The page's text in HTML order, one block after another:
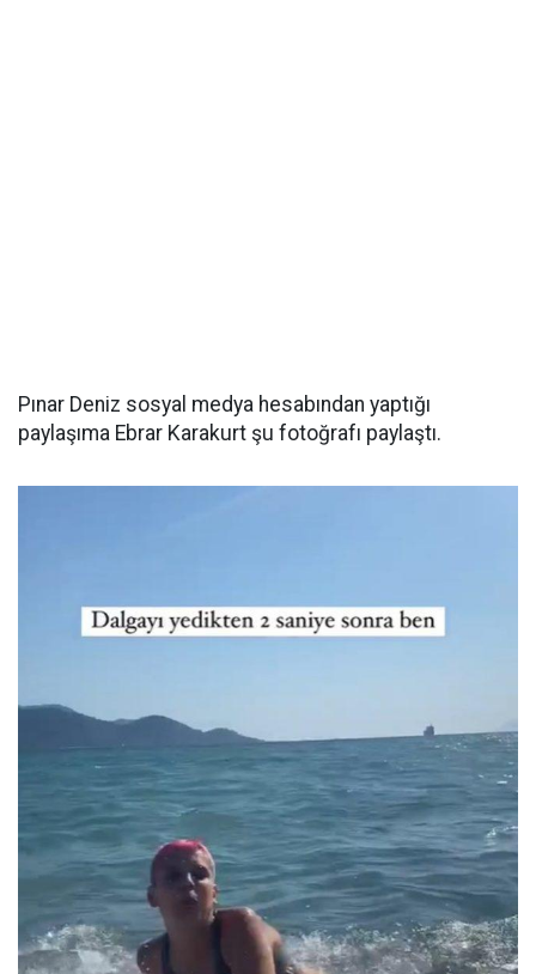
Pınar Deniz sosyal medya hesabından yaptığı
paylaşıma Ebrar Karakurt şu fotoğrafı paylaştı.